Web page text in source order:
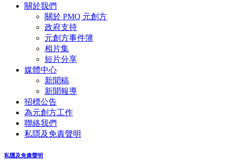
關於我們
關於 PMQ 元創方
政府支持
元創方事件簿
相片集
短片分享
媒體中心
新聞稿
新聞報導
招標公告
為元創方工作
聯絡我們
私隱及免責聲明
私隱及免責聲明